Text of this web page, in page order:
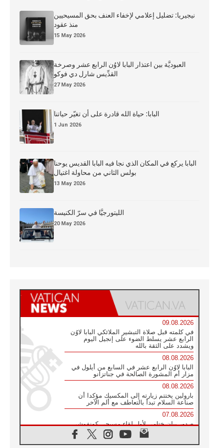
نيجيريا: تضليل إعلامي لإخفاء العنف بحق المسيحيين
منذ عقود
15 May 2026
العبوديَّة بين اعتذار البابا لاوُن الرابع عشر وصرخة
القدِّيس شارل دي فوكو
27 May 2026
البابا: حياة الله قادرة على أن تغيّر حياتنا
1 Jun 2026
البابا يركع في المكان الذي نجا فيه البابا القديس يوحنا
بولس الثاني من محاولة اغتيال
13 May 2026
الليتورجيَّا في سرّ الكنيسة
20 May 2026
09.08.2026
في كلمته قبل صلاة التبشير الملائكي البابا لاوُن
الرابع عشر يسلط الضوء على إنجيل اليوم
ويشدد على الثقة بالله
08.08.2026
البابا لاوُن الرابع عشر في السابع من أيلول في
مزار أم المشورة الصالحة في جناتزانو
08.08.2026
بارولين يختتم زيارته إلى المكسيك مؤكدا أن
صناعة السلام تبدأ بالتعاطف مع ألم الآخر
07.08.2026
صدور بيان ختامي لأول لقاء مسيحي كونفوشي
بمشاركة الدائرة الفاتيكانية للحوار بين الأديان
07.08.2026